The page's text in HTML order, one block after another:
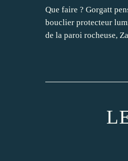
Que faire ? Gorgatt
bouclier protecteur
de la paroi rocheuse,